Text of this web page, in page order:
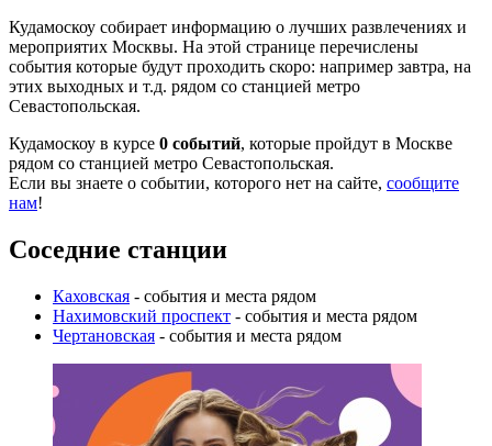
Кудамоскоу собирает информацию о лучших развлечениях и
мероприятих Москвы. На этой странице перечислены
события которые будут проходить скоро: например завтра, на
этих выходных и т.д. рядом со станцией метро
Севастопольская.
Кудамоскоу в курсе 0 событий, которые пройдут в Москве
рядом со станцией метро Севастопольская.
Если вы знаете о событии, которого нет на сайте, сообщите
нам!
Соседние станции
Каховская - события и места рядом
Нахимовский проспект - события и места рядом
Чертановская - события и места рядом